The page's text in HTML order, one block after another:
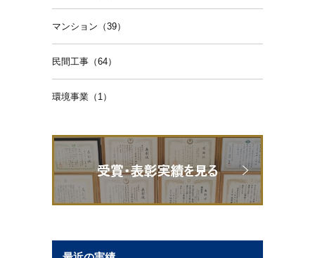
マンション（39）
民間工事（64）
環境事業（1）